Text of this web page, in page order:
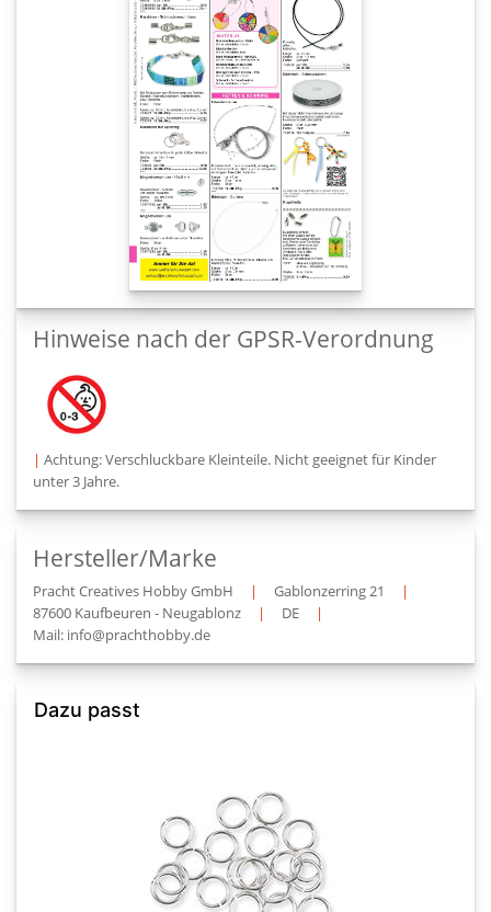
Hinweise nach der GPSR-Verordnung
| Achtung: Verschluckbare Kleinteile. Nicht geeignet für Kinder
unter 3 Jahre.
Hersteller/Marke
Pracht Creatives Hobby GmbH | Gablonzerring 21
|
87600 Kaufbeuren - Neugablonz
| DE
|
Mail: info@prachthobby.de
Dazu passt